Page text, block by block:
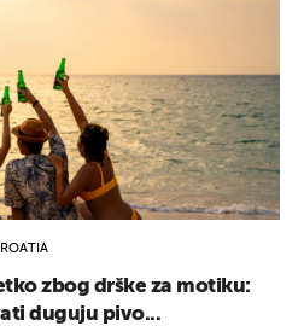
zbog drške za motiku:
duguju pivo...